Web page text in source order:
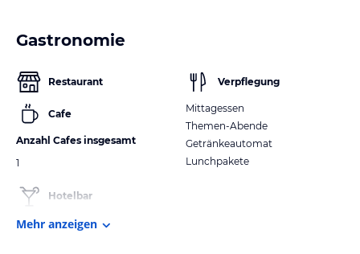
Gastronomie
Restaurant
Cafe
Anzahl Cafes insgesamt
1
Hotelbar
Verpflegung
Mittagessen
Themen-Abende
Getränkeautomat
Lunchpakete
Mehr anzeigen